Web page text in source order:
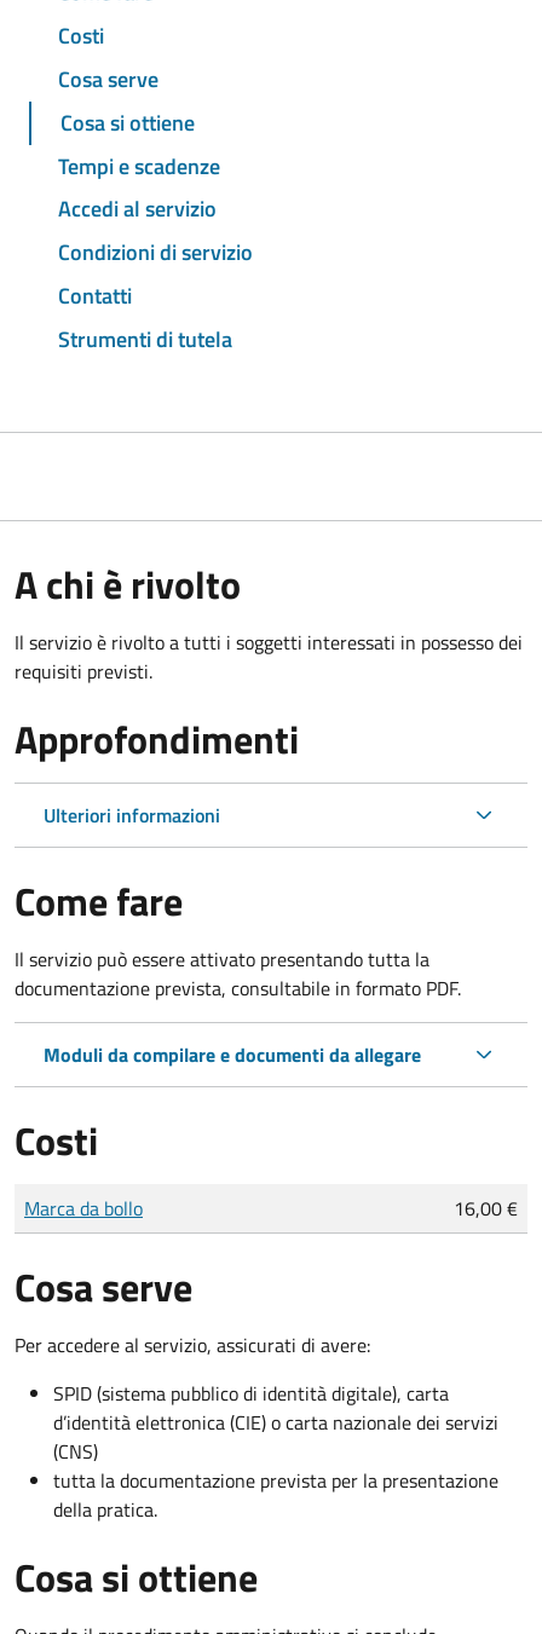
Costi
Cosa serve
Cosa si ottiene
Tempi e scadenze
Accedi al servizio
Condizioni di servizio
Contatti
Strumenti di tutela
A chi è rivolto
Il servizio è rivolto a tutti i soggetti interessati in possesso dei
requisiti previsti.
Approfondimenti
Ulteriori informazioni
Come fare
Il servizio può essere attivato presentando tutta la
documentazione prevista, consultabile in formato PDF.
Moduli da compilare e documenti da allegare
Costi
Tipo di pagamento
Importo
Marca da bollo 16,00 €
Cosa serve
Per accedere al servizio, assicurati di avere:
SPID (sistema pubblico di identità digitale), carta
d’identità elettronica (CIE) o carta nazionale dei servizi
(CNS)
tutta la documentazione prevista per la presentazione
della pratica.
Cosa si ottiene